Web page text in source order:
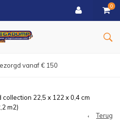
0
vanaf € 150
collection 22,5 x 122 x 0,4 cm
m2)
Terug